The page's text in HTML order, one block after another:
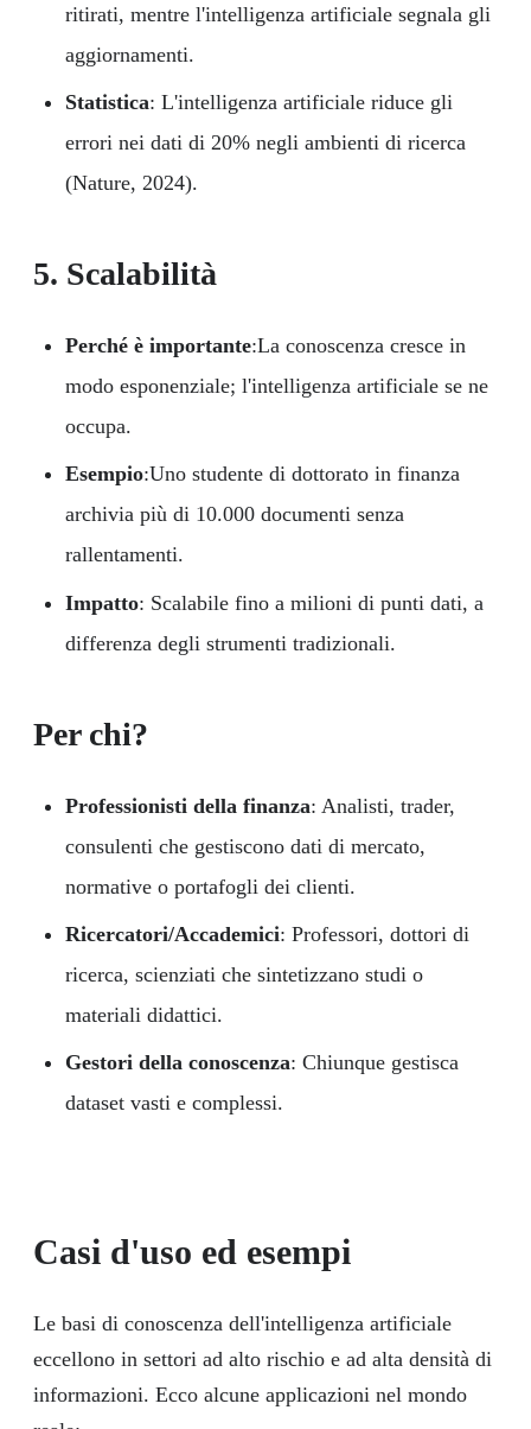
ritirati, mentre l'intelligenza artificiale segnala gli
aggiornamenti.
Statistica: L'intelligenza artificiale riduce gli
errori nei dati di 20% negli ambienti di ricerca
(Nature, 2024).
5. Scalabilità
Perché è importante:La conoscenza cresce in
modo esponenziale; l'intelligenza artificiale se ne
occupa.
Esempio:Uno studente di dottorato in finanza
archivia più di 10.000 documenti senza
rallentamenti.
Impatto: Scalabile fino a milioni di punti dati, a
differenza degli strumenti tradizionali.
Per chi?
Professionisti della finanza: Analisti, trader,
consulenti che gestiscono dati di mercato,
normative o portafogli dei clienti.
Ricercatori/Accademici: Professori, dottori di
ricerca, scienziati che sintetizzano studi o
materiali didattici.
Gestori della conoscenza: Chiunque gestisca
dataset vasti e complessi.
Casi d'uso ed esempi
Le basi di conoscenza dell'intelligenza artificiale
eccellono in settori ad alto rischio e ad alta densità di
informazioni. Ecco alcune applicazioni nel mondo